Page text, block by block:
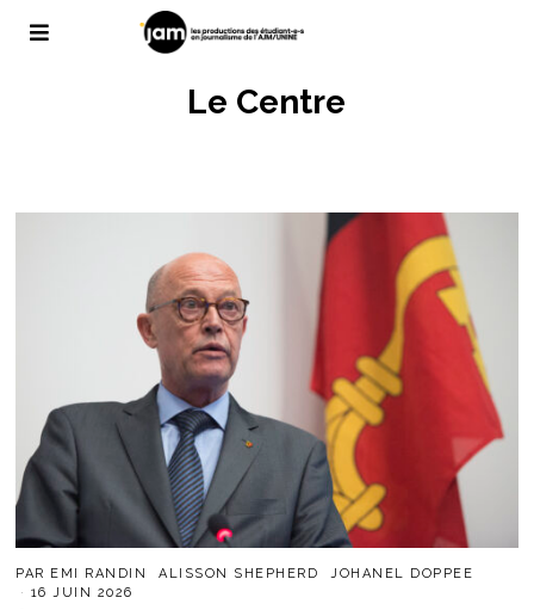
Le Centre
PAR EMI RANDIN ALISSON SHEPHERD
JOHANEL DOPPEE
16 JUIN 2026